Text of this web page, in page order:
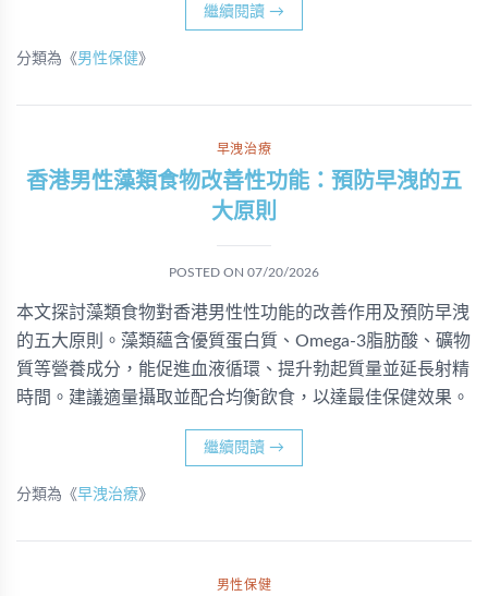
繼續閱讀 →
分類為《男性保健》
早洩治療
香港男性藻類食物改善性功能：預防早洩的五
大原則
POSTED ON 07/20/2026
本文探討藻類食物對香港男性性功能的改善作用及預防早洩
的五大原則。藻類蘊含優質蛋白質、Omega-3脂肪酸、礦物
質等營養成分，能促進血液循環、提升勃起質量並延長射精
時間。建議適量攝取並配合均衡飲食，以達最佳保健效果。
繼續閱讀 →
分類為《早洩治療》
男性保健